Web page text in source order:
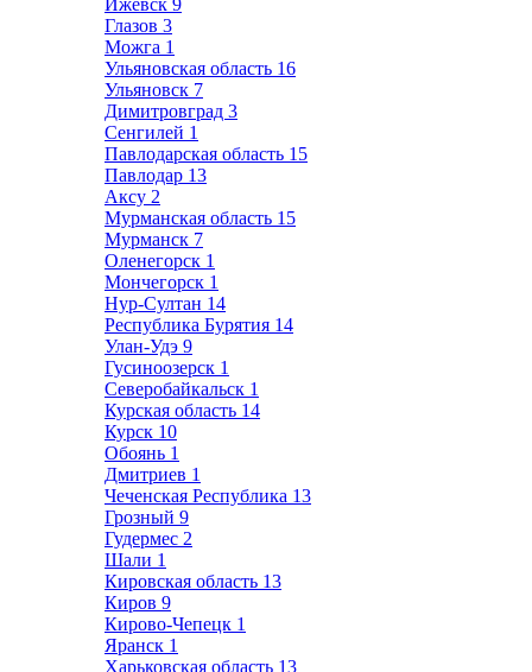
Ижевск 9
Глазов 3
Можга 1
Ульяновская область 16
Ульяновск 7
Димитровград 3
Сенгилей 1
Павлодарская область 15
Павлодар 13
Аксу 2
Мурманская область 15
Мурманск 7
Оленегорск 1
Мончегорск 1
Нур-Султан 14
Республика Бурятия 14
Улан-Удэ 9
Гусиноозерск 1
Северобайкальск 1
Курская область 14
Курск 10
Обоянь 1
Дмитриев 1
Чеченская Республика 13
Грозный 9
Гудермес 2
Шали 1
Кировская область 13
Киров 9
Кирово-Чепецк 1
Яранск 1
Харьковская область 13